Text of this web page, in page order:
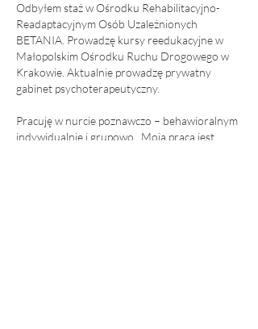
Odbyłem staż w Ośrodku Rehabilitacyjno-
Readaptacyjnym Osób Uzależnionych
BETANIA. Prowadzę kursy reedukacyjne w
Małopolskim Ośrodku Ruchu Drogowego w
Krakowie. Aktualnie prowadzę prywatny
gabinet psychoterapeutyczny.
Pracuję w nurcie poznawczo – behawioralnym
indywidualnie i grupowo . Moja praca jest